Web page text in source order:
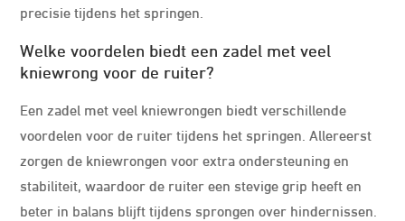
precisie tijdens het springen.
Welke voordelen biedt een zadel met veel
kniewrong voor de ruiter?
Een zadel met veel kniewrongen biedt verschillende
voordelen voor de ruiter tijdens het springen. Allereerst
zorgen de kniewrongen voor extra ondersteuning en
stabiliteit, waardoor de ruiter een stevige grip heeft en
beter in balans blijft tijdens sprongen over hindernissen.